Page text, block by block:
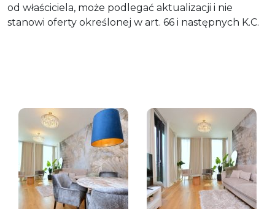
od właściciela, może podlegać aktualizacji i nie
stanowi oferty określonej w art. 66 i następnych K.C.